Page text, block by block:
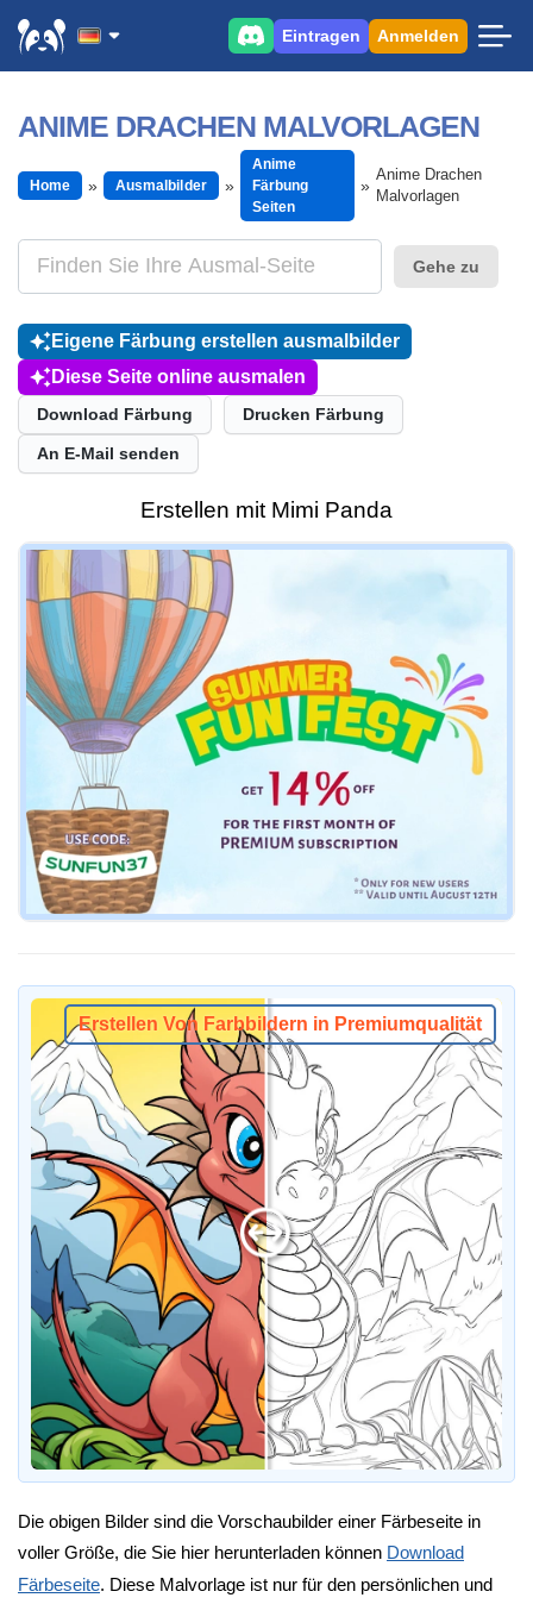
Eintragen Anmelden
ANIME DRACHEN MALVORLAGEN
Home Ausmalbilder
Anime
Färbung
Seiten
Anime Drachen
Malvorlagen
Gehe zu
Eigene Färbung erstellen ausmalbilder
Diese Seite online ausmalen
Download Färbung Drucken Färbung
An E-Mail senden
Erstellen mit Mimi Panda
Erstellen Von Farbbildern in Premiumqualität
Die obigen Bilder sind die Vorschaubilder einer Färbeseite in
voller Größe, die Sie hier herunterladen können Download
Färbeseite. Diese Malvorlage ist nur für den persönlichen und